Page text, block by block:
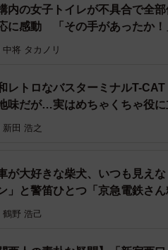
電光掲示板に「1番のりば
ら駅長室のある駅舎に近い順
にはこれが踏襲されているよう
駅の隣・元町駅は下り（姫路
駅は神戸駅と同様に、上り（
、駅によって番号の付け方が
1番線路」を指し、必ずしもホ
工事が始まるまでは1番線（山
存在しました。その後駅ビル
上り方面）となっています。
内の女子トイレが不具合で全
に感動 「その手があったか！
中将 タカノリ
レトロなバスターミナルT-
味だが…実はめちゃくちゃ役
新田 浩之
が大好きな柴犬、いつも見え
」と警笛ひとつ「京急電鉄さん
鶴野 浩己